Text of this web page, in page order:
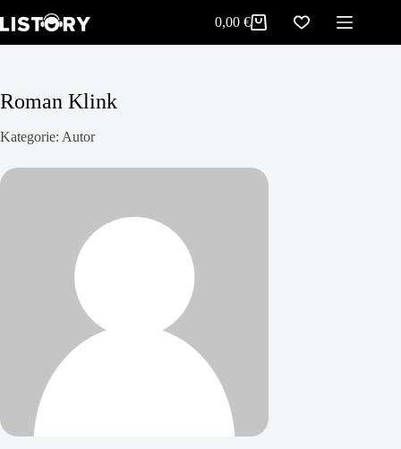
Inhalt
Warenkorb
0,00€
Roman Klink
Kategorie: Autor